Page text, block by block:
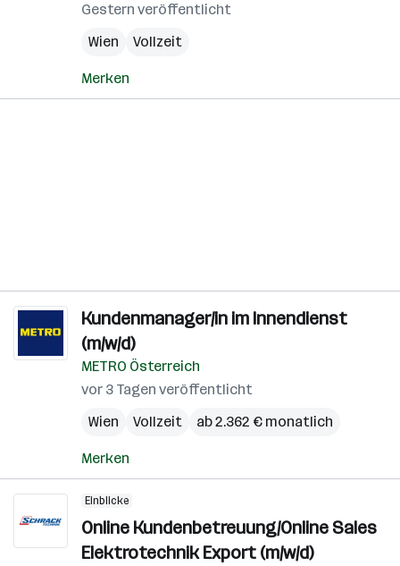
Gestern veröffentlicht
Wien
Vollzeit
Merken
Kundenmanager/in im Innendienst
(m/w/d)
METRO Österreich
vor 3 Tagen veröffentlicht
Wien
Vollzeit ab 2.362 € monatlich
Merken
Einblicke
Online Kundenbetreuung/Online Sales
Elektrotechnik Export (m/w/d)